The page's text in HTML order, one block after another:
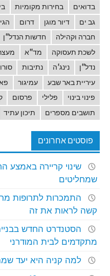
בדואים
בחירות מקומיות
גב ים
דיור מוגן דרום
חברה וקהילה
חדשות הנדל"ן
לשכת תעסוקה
מד"א מעצר
נדל"ן
נינג'ה נתיבות
עיריית באר שבע
עמיגור
פינוי בינוי
פלילי פרסום
תושבים מספרים
תיכון עתיד
פוסטים אחרונים
שינוי קריירה באמצע
שמחליטים
התמכרות לתרופות
קשה לראות את זה
הסטנדרט החדש
מתקדמים לבית המודרני
למה קניה היא יעד